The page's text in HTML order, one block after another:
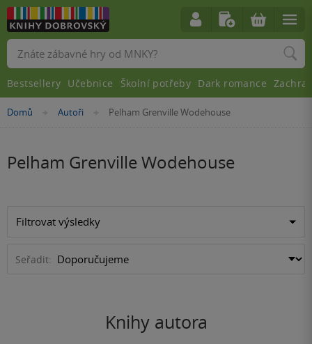
Nacházíte
Domů »Autoři »Pelham Grenville Wodehouse
Pelham Grenville Wodehouse
Filtrovat výsledky
Seřadit:
Knihy autora
Vyhledávání
Bestsellery Učebnice Školní potřeby Dark romance